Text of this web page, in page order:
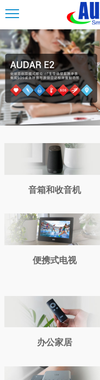
音箱和收音机
便携式电视
办公家居